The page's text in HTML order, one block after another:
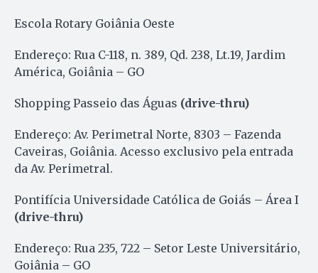
Escola Rotary Goiânia Oeste
Endereço: Rua C-118, n. 389, Qd. 238, Lt.19, Jardim
América, Goiânia – GO
Shopping Passeio das Águas (drive-thru)
Endereço: Av. Perimetral Norte, 8303 – Fazenda
Caveiras, Goiânia. Acesso exclusivo pela entrada
da Av. Perimetral.
Pontifícia Universidade Católica de Goiás – Área I
(drive-thru)
Endereço: Rua 235, 722 – Setor Leste Universitário,
Goiânia – GO